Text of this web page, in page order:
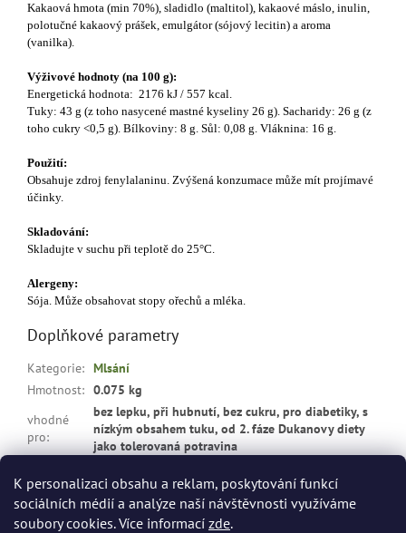
K personalizaci obsahu a reklam, poskytování funkcí
sociálních médií a analýze naší návštěvnosti využíváme
soubory cookies. Více informací zde.
Kakaová hmota (min 70%), sladidlo (maltitol), kakaové máslo, inulin,
polotučné kakaový prášek, emulgátor (sójový lecitin) a aroma
(vanilka).
Výživové hodnoty (na 100 g):
Energetická hodnota: 2176 kJ / 557 kcal.
Tuky: 43 g (z toho nasycené mastné kyseliny 26 g). Sacharidy: 26 g (z
toho cukry <0,5 g). Bílkoviny: 8 g. Sůl: 0,08 g. Vláknina: 16 g.
Použití:
Obsahuje zdroj fenylalaninu. Zvýšená konzumace může mít projímavé
účinky.
Skladování:
Skladujte v suchu při teplotě do 25°C.
Alergeny:
Sója. Může obsahovat stopy ořechů a mléka.
Doplňkové parametry
Kategorie: Mlsání
Hmotnost: 0.075 kg
vhodné
pro:
bez lepku, při hubnutí, bez cukru, pro diabetiky, s
nízkým obsahem tuku, od 2. fáze Dukanovy diety
jako tolerovaná potravina